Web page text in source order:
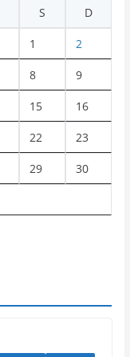
S D
1 2
8 9
15 16
22 23
29 30